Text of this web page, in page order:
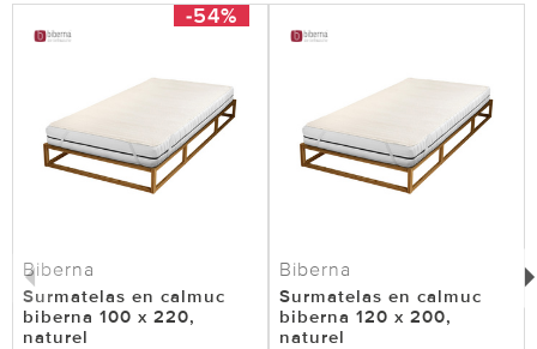
-54%
Biberna
Surmatelas en calmuc
biberna 100 x 220,
naturel
Biberna
Surmatelas en calmuc
biberna 120 x 200,
naturel